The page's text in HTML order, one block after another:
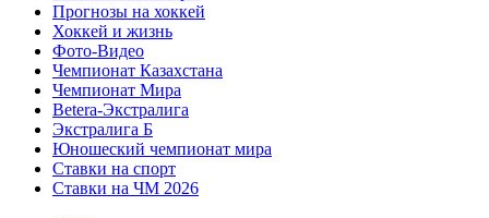
Прогнозы на хоккей
Хоккей и жизнь
Фото-Видео
Чемпионат Казахстана
Чемпионат Мира
Betera-Экстралига
Экстралига Б
Юношеский чемпионат мира
Ставки на спорт
Ставки на ЧМ 2026